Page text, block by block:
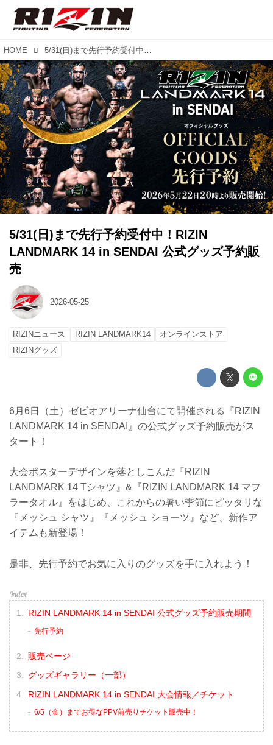
HOME 5/31(日)まで先行予約受付中！RIZIN LANDMARK 14 in SENDAI 公式グッズ予約販売
5/31(日)まで先行予約受付中！RIZIN
LANDMARK 14 in SENDAI 公式グッズ予約販
売
2026-05-25
RIZINニュース RIZIN LANDMARK14
オンラインストア
RIZINグッズ
6月6日（土）ゼビオアリーナ仙台にて開催される『RIZIN
LANDMARK 14 in SENDAI』の公式グッズ予約販売がス
タート！
大会ポスターデザインを落としこんだ『RIZIN
LANDMARK 14 Tシャツ』&『RIZIN LANDMARK 14 マフ
ラータオル』をはじめ、これからの暑い季節にピッタリな
『メッシュ シャツ』『メッシュ ショーツ』など、新作ア
イテムも新登場！
是非、先行予約でお気に入りのグッズを手に入れよう！
RIZIN LANDMARK 14 in SENDAI 公式グッズ予約販売期間
先行予約
販売ページ
グッズギャラリー（一部）
RIZIN LANDMARK 14 in SENDAI 大会情報／チケット
6/5（金）までお得なPPV前売りチケット販売中！